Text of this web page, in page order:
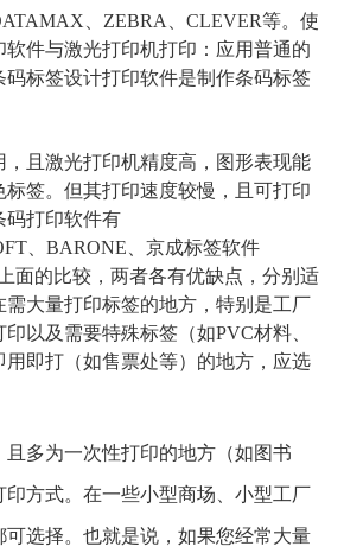
、ZEBRA、CLEVER等。使
软件与激光打印机打印：应用普通的
码标签设计打印软件是制作条码标签
，且激光打印机精度高，图形表现能
标签。但其打印速度较慢，且可打印
码打印软件有
、BARONE、京成标签软件
面的比较，两者各有优缺点，分别适
需大量打印标签的地方，特别是工厂
以及需要特殊标签（如PVC材料、
用即打（如售票处等）的地方，应选
多为一次性打印的地方（如图书
方式。在一些小型商场、小型工厂
选择。也就是说，如果您经常大量